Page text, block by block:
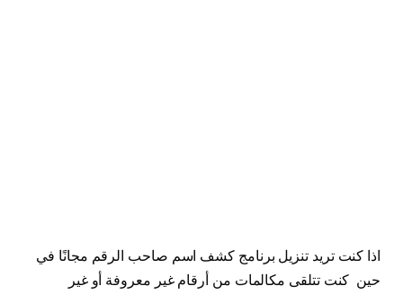
اذا كنت تريد تنزيل برنامج كشف اسم صاحب الرقم مجانًا في
حين كنت تتلقى مكالمات من أرقام غير معروفة أو غير